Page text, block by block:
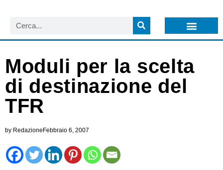
Moduli per la scelta
di destinazione del
TFR
by Redazione Febbraio 6, 2007